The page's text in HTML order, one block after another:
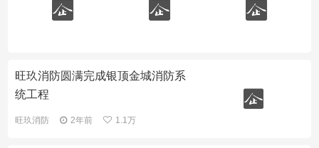
旺玖消防圆满完成银顶金城消防系
统工程
旺玖消防 2年前 1.1万